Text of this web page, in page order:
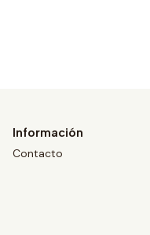
Información
Contacto